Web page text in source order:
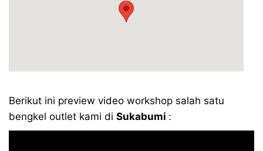
Berikut ini preview video workshop salah satu
bengkel outlet kami di Sukabumi :